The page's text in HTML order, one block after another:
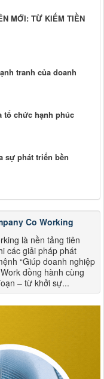
MỚI: TỪ KIẾM TIỀN
tranh của doanh
tổ chức hạnh phúc
sự phát triển bền
Co Working
là nền tảng tiên
các giải pháp phát
“Giúp doanh nghiệp
đồng hành cùng
– từ khởi sự...